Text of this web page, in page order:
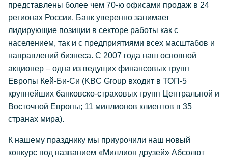
представлены более чем 70-ю офисами продаж в 24
регионах России. Банк уверенно занимает
лидирующие позиции в секторе работы как с
населением, так и с предприятиями всех масштабов и
направлений бизнеса. С 2007 года наш основной
акционер – одна из ведущих финансовых групп
Европы Кей-Би-Си (KBC Group входит в ТОП-5
крупнейших банковско-страховых групп Центральной и
Восточной Европы; 11 миллионов клиентов в 35
странах мира).
К нашему празднику мы приурочили наш новый
конкурс под названием «Миллион друзей» Абсолют